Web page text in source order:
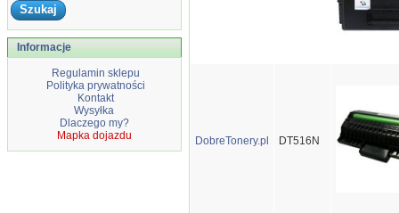
Informacje
Regulamin sklepu
Polityka prywatności
Kontakt
Wysyłka
Dlaczego my?
Mapka dojazdu
DobreTonery.pl DT516N